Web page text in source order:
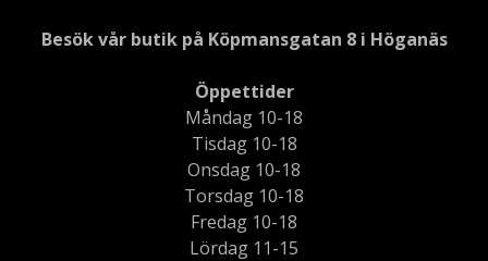
Besök vår butik på Köpmansgatan 8 i Höganäs
Öppettider
Måndag 10-18
Tisdag 10-18
Onsdag 10-18
Torsdag 10-18
Fredag 10-18
Lördag 11-15